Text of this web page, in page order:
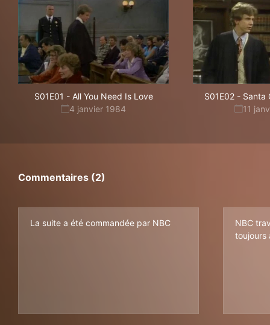
S01E01 - All You Need Is Love
4 janvier 1984
S01E02 - Santa
11
Commentaires (2)
La suite a été commandée par NBC
NBC
toujours